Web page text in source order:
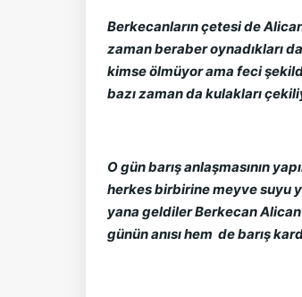
Berkecanların çetesi de
zaman beraber oynadıkları
kimse ölmüyor ama feci
bazı zaman da kulakları
O gün barış anlaşmasının
herkes birbirine meyve suyu
yana geldiler Berkecan
günün anısı hem de barış